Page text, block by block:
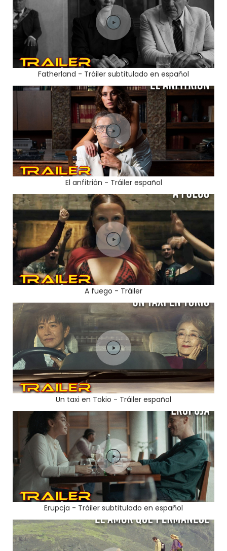
Fatherland - Tráiler subtitulado en español
El anfitrión - Tráiler español
A fuego - Tráiler
Un taxi en Tokio - Tráiler español
Erupcja - Tráiler subtitulado en español